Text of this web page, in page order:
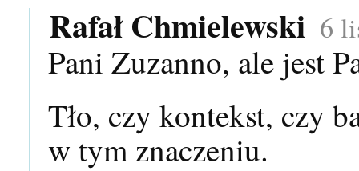
Rafał Chmielewski 6
Pani Zuzanno, ale jest
Tło, czy kontekst, czy
w tym znaczeniu.